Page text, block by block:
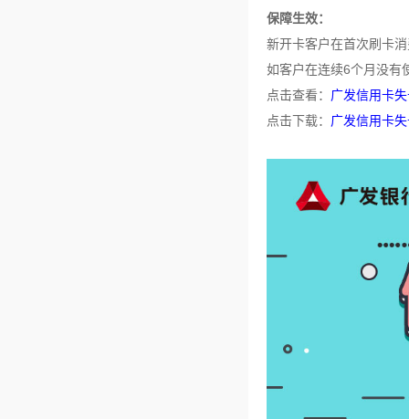
保障生效：
新开卡客户在首次刷卡
如客户在连续6个月没有
点击查看： 广发信用卡
点击下载： 广发信用卡